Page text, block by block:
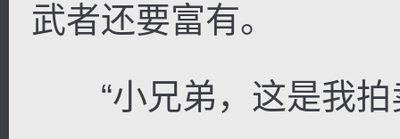
武者还要富有。
“小兄弟，这是我拍